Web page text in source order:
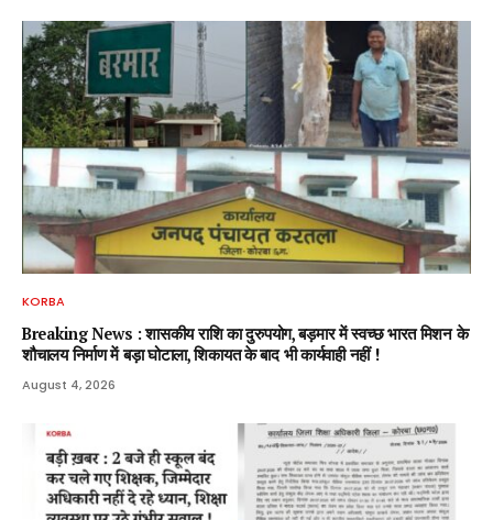
KORBA
Breaking News : शासकीय राशि का दुरुपयोग, बड़मार में स्वच्छ भारत मिशन के
शौचालय निर्माण में बड़ा घोटाला, शिकायत के बाद भी कार्यवाही नहीं !
August 4, 2026